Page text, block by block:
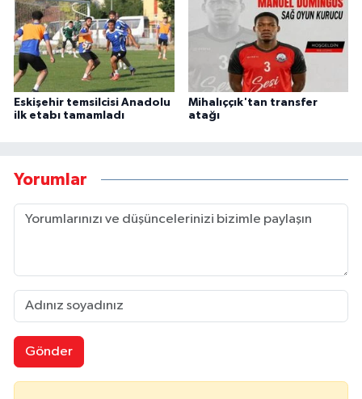
Eskişehir temsilcisi Anadolu
ilk etabı tamamladı
Mihalıççık'tan transfer
atağı
Yorumlar
Gönder